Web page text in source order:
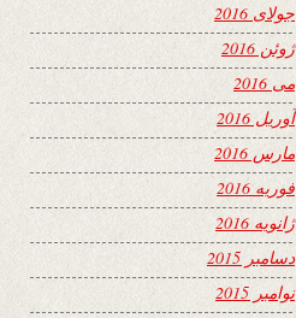
جولای 2016
ژوئن 2016
می 2016
آوریل 2016
مارس 2016
فوریه 2016
ژانویه 2016
دسامبر 2015
نوامبر 2015